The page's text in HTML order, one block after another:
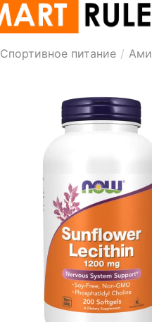
Спортивное питание /